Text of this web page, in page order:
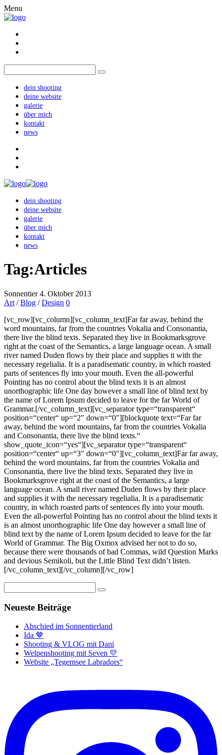
Menu
dein shooting
deine website
galerie
über mich
kontakt
news
dein shooting
deine website
galerie
über mich
kontakt
news
Tag:Articles
Sonnentier4. Oktober 2013
Art /Blog /Design 0
[vc_row][vc_column][vc_column_text]Far far away, behind the
word mountains, far from the countries Vokalia and Consonantia,
there live the blind texts. Separated they live in Bookmarksgrove
right at the coast of the Semantics, a large language ocean. A small
river named Duden flows by their place and supplies it with the
necessary regelialia. It is a paradisematic country, in which roasted
parts of sentences fly into your mouth. Even the all-powerful
Pointing has no control about the blind texts it is an almost
unorthographic life One day however a small line of blind text by
the name of Lorem Ipsum decided to leave for the far World of
Grammar.[/vc_column_text][vc_separator type=“transparent“
position=“center“ up=“2″ down=“0″][blockquote text=“Far far
away, behind the word mountains, far from the countries Vokalia
and Consonantia, there live the blind texts.“
show_quote_icon=“yes“][vc_separator type=“transparent“
position=“center“ up=“3″ down=“0″][vc_column_text]Far far away,
behind the word mountains, far from the countries Vokalia and
Consonantia, there live the blind texts. Separated they live in
Bookmarksgrove right at the coast of the Semantics, a large
language ocean. A small river named Duden flows by their place
and supplies it with the necessary regelialia. It is a paradisematic
country, in which roasted parts of sentences fly into your mouth.
Even the all-powerful Pointing has no control about the blind texts it
is an almost unorthographic life One day however a small line of
blind text by the name of Lorem Ipsum decided to leave for the far
World of Grammar. The Big Oxmox advised her not to do so,
because there were thousands of bad Commas, wild Question Marks
and devious Semikoli, but the Little Blind Text didn’t listen.
[/vc_column_text][/vc_column][/vc_row]
Neueste Beiträge
Abschied im Sonnentierland
Ida 🤎
Shooting & VLOG mit Dani
Welpenshooting mit Seven 💛
Website „Tegernsee Labradors“